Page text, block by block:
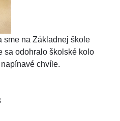
sme na Základnej škole
sa odohralo školské kolo
chvíle.